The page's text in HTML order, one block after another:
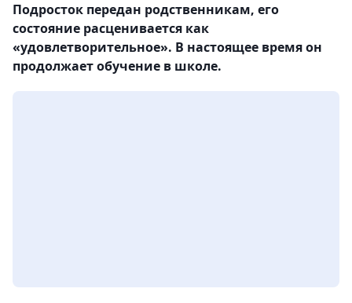
Подросток передан родственникам, его
состояние расценивается как
«удовлетворительное». В настоящее время он
продолжает обучение в школе.